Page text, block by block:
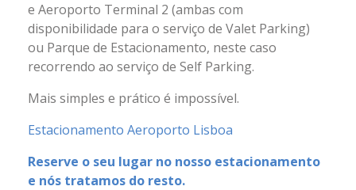
e Aeroporto Terminal 2 (ambas com
disponibilidade para o serviço de Valet Parking)
ou Parque de Estacionamento, neste caso
recorrendo ao serviço de Self Parking.
Mais simples e prático é impossível.
Estacionamento Aeroporto Lisboa
Reserve o seu lugar no nosso estacionamento
e nós tratamos do resto.